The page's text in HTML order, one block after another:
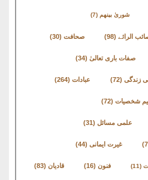
بینھم(7)
(98) صحافت
باری تعالیٰ(34)
عبادات
(72)
مسائل(31)
غیرت ایمانی (44)
فنون قادیان